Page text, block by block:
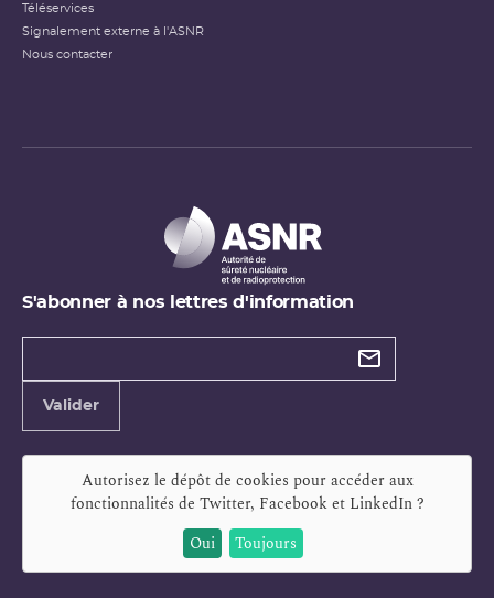
Téléservices
Signalement externe à l'ASNR
Nous contacter
S'abonner à nos lettres d'information
Types de
Valider
Autorisez le dépôt de cookies pour accéder aux
fonctionnalités de Twitter, Facebook et LinkedIn?
Oui
Toujours